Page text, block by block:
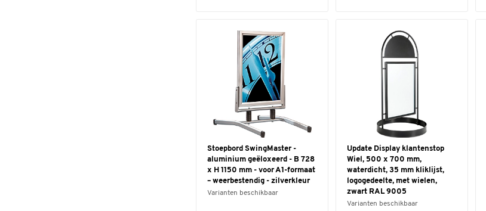
Stoepbord SwingMaster -
aluminium geëloxeerd - B 728
x H 1150 mm - voor A1-formaat
– weerbestendig - zilverkleur
Varianten beschikbaar
Update Display klantenstop
Wiel, 500 x 700 mm,
waterdicht, 35 mm kliklijst,
logogedeelte, met wielen,
zwart RAL 9005
Varianten beschikbaar